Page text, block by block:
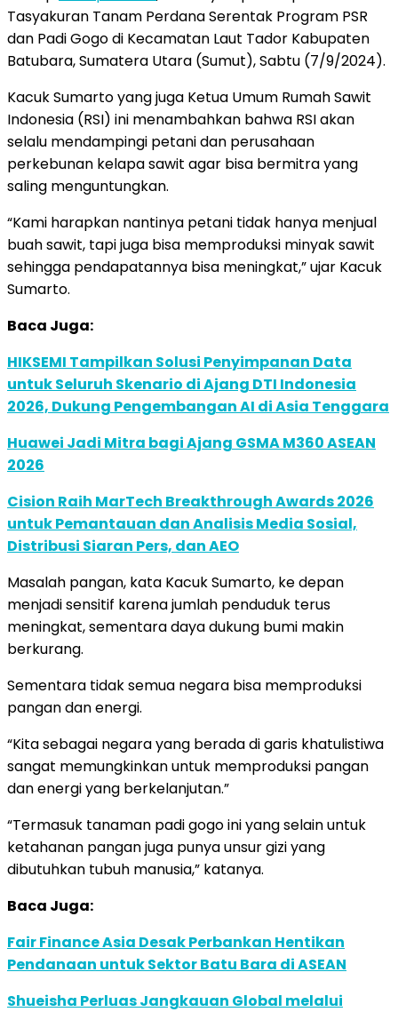
Tasyakuran Tanam Perdana Serentak Program PSR
dan Padi Gogo di Kecamatan Laut Tador Kabupaten
Batubara, Sumatera Utara (Sumut), Sabtu (7/9/2024).
Kacuk Sumarto yang juga Ketua Umum Rumah Sawit
Indonesia (RSI) ini menambahkan bahwa RSI akan
selalu mendampingi petani dan perusahaan
perkebunan kelapa sawit agar bisa bermitra yang
saling menguntungkan.
“Kami harapkan nantinya petani tidak hanya menjual
buah sawit, tapi juga bisa memproduksi minyak sawit
sehingga pendapatannya bisa meningkat,” ujar Kacuk
Sumarto.
Baca Juga:
HIKSEMI Tampilkan Solusi Penyimpanan Data
untuk Seluruh Skenario di Ajang DTI Indonesia
2026, Dukung Pengembangan AI di Asia Tenggara
Huawei Jadi Mitra bagi Ajang GSMA M360 ASEAN
2026
Cision Raih MarTech Breakthrough Awards 2026
untuk Pemantauan dan Analisis Media Sosial,
Distribusi Siaran Pers, dan AEO
Masalah pangan, kata Kacuk Sumarto, ke depan
menjadi sensitif karena jumlah penduduk terus
meningkat, sementara daya dukung bumi makin
berkurang.
Sementara tidak semua negara bisa memproduksi
pangan dan energi.
“Kita sebagai negara yang berada di garis khatulistiwa
sangat memungkinkan untuk memproduksi pangan
dan energi yang berkelanjutan.”
“Termasuk tanaman padi gogo ini yang selain untuk
ketahanan pangan juga punya unsur gizi yang
dibutuhkan tubuh manusia,” katanya.
Baca Juga:
Fair Finance Asia Desak Perbankan Hentikan
Pendanaan untuk Sektor Batu Bara di ASEAN
Shueisha Perluas Jangkauan Global melalui